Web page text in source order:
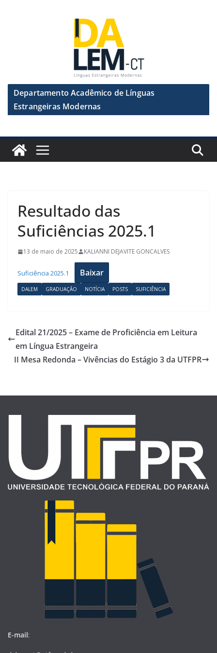
Departamento Acadêmico de Línguas
Estrangeiras Modernas
Resultado das
Suficiências 2025.1
13 de maio de 2025 KALIANNI DEJAVITE GONCALVES
Suficiência 2025.1 Baixar
DALEM GRADUAÇÃO NOTÍCIA POSTS SUFICIÊNCIA
Edital 21/2025 – Exame de Proficiência em Leitura
em Língua Estrangeira
II Mesa Redonda – Vivências do Estágio 3 da UTFPR
E-mail: